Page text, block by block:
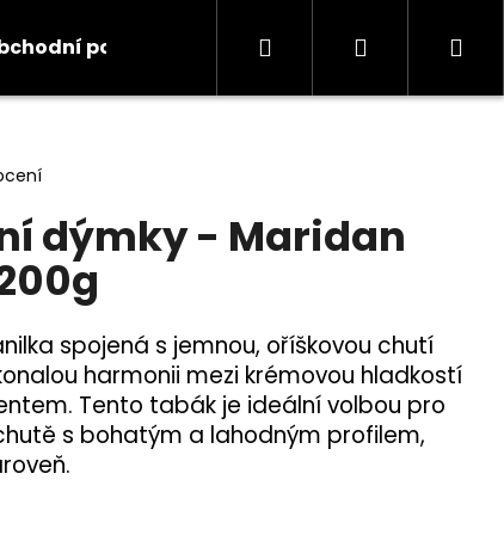
podmínky Kontakty Informace
Hledat Přihlášení
dýmky - Maridan
spojená s jemnou, oříškovou chutí
harmonii mezi krémovou hladkostí
Tento tabák je ideální volbou pro
s bohatým a lahodným profilem,